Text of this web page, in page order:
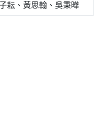
耘、黃思翰、吳秉曄